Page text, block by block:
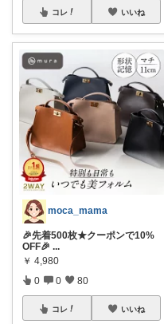
コレ いいね
moca_mama
🎉先着500枚★クーポンで10%
OFF🎉 ...
￥ 4,980
0 0 80
コレ いいね